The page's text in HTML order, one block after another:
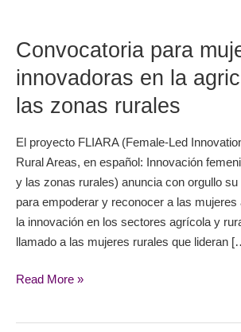
Convocatoria para
innovadoras en la
las zonas rurales
El proyecto FLIARA (Female-Led
Rural Areas, en español: Innovación
y las zonas rurales) anuncia con orgullo
para empoderar y reconocer a las mujeres
la innovación en los sectores agrícola y
llamado a las mujeres rurales que lideran
mujeres
innovadoras
en
la
y
las
zonas
rurales
Read More »